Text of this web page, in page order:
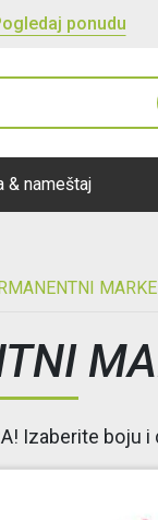
table za pisanje
& nameštaj
Izaberite boju